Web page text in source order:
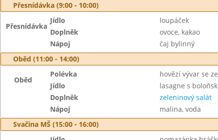
Přesnídávka (9:00 - 10:00)
Přesnídávka
Jídlo
loupáček
Doplněk
ovoce, kakao
Nápoj
čaj bylinný
Oběd (11:00 - 14:00)
Oběd
Polévka
hovězí vývar se
Jídlo
lasagne s
Doplněk
zeleninový salát
Nápoj
malina, voda
Svačina MŠ (15:00 - 16:00)